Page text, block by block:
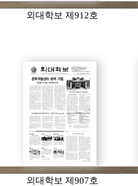
외대학보 제912호
외대학보 제907호